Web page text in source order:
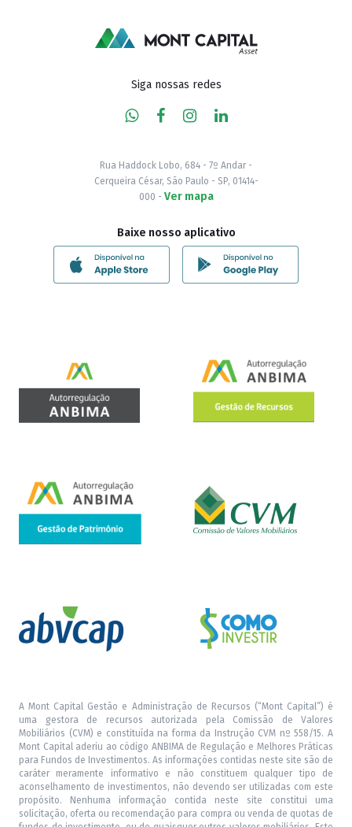
Siga nossas redes
Rua Haddock Lobo, 684 - 7º Andar -
Cerqueira César, São Paulo - SP, 01414-
000 - Ver mapa
Baixe nosso aplicativo
A Mont Capital Gestão e Administração de Recursos (“Mont Capital”) é
uma gestora de recursos autorizada pela Comissão de Valores
Mobiliários (CVM) e constituída na forma da Instrução CVM nº 558/15. A
Mont Capital aderiu ao código ANBIMA de Regulação e Melhores Práticas
para Fundos de Investimentos. As informações contidas neste site são de
caráter meramente informativo e não constituem qualquer tipo de
aconselhamento de investimentos, não devendo ser utilizadas com este
propósito. Nenhuma informação contida neste site constitui uma
solicitação, oferta ou recomendação para compra ou venda de quotas de